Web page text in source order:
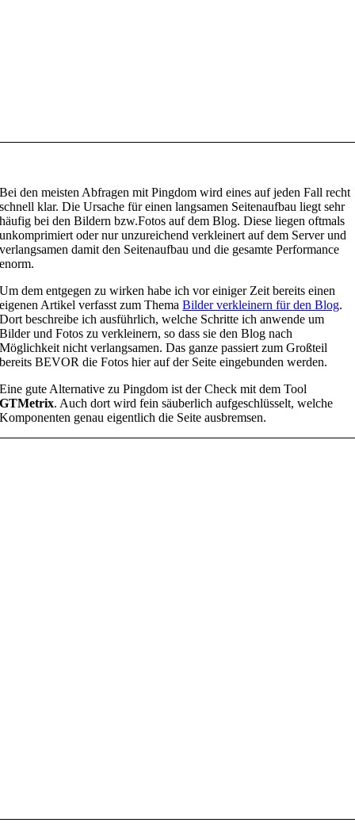
Bei den meisten Abfragen mit Pingdom wird eines auf jeden Fall recht
schnell klar. Die Ursache für einen langsamen Seitenaufbau liegt sehr
häufig bei den Bildern bzw.Fotos auf dem Blog. Diese liegen oftmals
unkomprimiert oder nur unzureichend verkleinert auf dem Server und
verlangsamen damit den Seitenaufbau und die gesamte Performance
enorm.
Um dem entgegen zu wirken habe ich vor einiger Zeit bereits einen
eigenen Artikel verfasst zum ThemaBilder verkleinern für den Blog.
Dort beschreibe ich ausführlich, welche Schritte ich anwende um
Bilder und Fotos zu verkleinern, so dass sie den Blog nach
Möglichkeit nicht verlangsamen. Das ganze passiert zum Großteil
bereits BEVOR die Fotos hier auf der Seite eingebunden werden.
Eine gute Alternative zu Pingdom ist der Check mit dem Tool
GTMetrix. Auch dort wird fein säuberlich aufgeschlüsselt, welche
Komponenten genau eigentlich die Seite ausbremsen.